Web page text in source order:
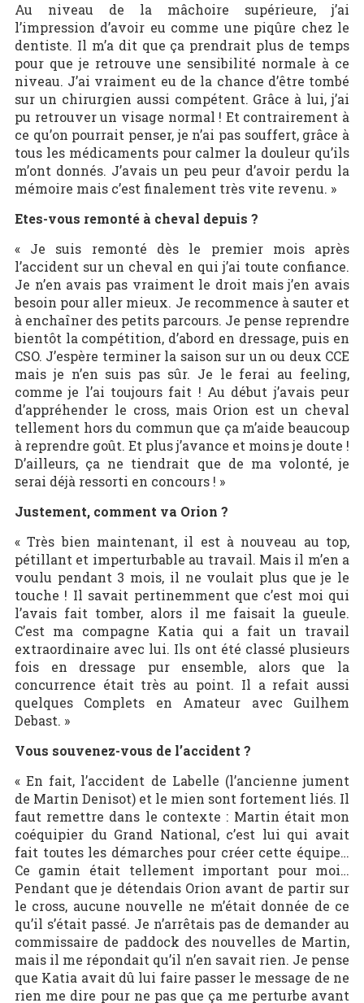
Au niveau de la mâchoire supérieure, j’ai
l’impression d’avoir eu comme une piqûre chez le
dentiste. Il m’a dit que ça prendrait plus de temps
pour que je retrouve une sensibilité normale à ce
niveau. J’ai vraiment eu de la chance d’être tombé
sur un chirurgien aussi compétent. Grâce à lui, j’ai
pu retrouver un visage normal ! Et contrairement à
ce qu’on pourrait penser, je n’ai pas souffert, grâce à
tous les médicaments pour calmer la douleur qu’ils
m’ont donnés. J’avais un peu peur d’avoir perdu la
mémoire mais c’est finalement très vite revenu. »
Etes-vous remonté à cheval depuis ?
« Je suis remonté dès le premier mois après
l’accident sur un cheval en qui j’ai toute confiance.
Je n’en avais pas vraiment le droit mais j’en avais
besoin pour aller mieux. Je recommence à sauter et
à enchaîner des petits parcours. Je pense reprendre
bientôt la compétition, d’abord en dressage, puis en
CSO. J’espère terminer la saison sur un ou deux CCE
mais je n’en suis pas sûr. Je le ferai au feeling,
comme je l’ai toujours fait ! Au début j’avais peur
d’appréhender le cross, mais Orion est un cheval
tellement hors du commun que ça m’aide beaucoup
à reprendre goût. Et plus j’avance et moins je doute !
D’ailleurs, ça ne tiendrait que de ma volonté, je
serai déjà ressorti en concours ! »
Justement, comment va Orion ?
« Très bien maintenant, il est à nouveau au top,
pétillant et imperturbable au travail. Mais il m’en a
voulu pendant 3 mois, il ne voulait plus que je le
touche ! Il savait pertinemment que c’est moi qui
l’avais fait tomber, alors il me faisait la gueule.
C’est ma compagne Katia qui a fait un travail
extraordinaire avec lui. Ils ont été classé plusieurs
fois en dressage pur ensemble, alors que la
concurrence était très au point. Il a refait aussi
quelques Complets en Amateur avec Guilhem
Debast. »
Vous souvenez-vous de l’accident ?
« En fait, l’accident de Labelle (l’ancienne jument
de Martin Denisot) et le mien sont fortement liés. Il
faut remettre dans le contexte : Martin était mon
coéquipier du Grand National, c’est lui qui avait
fait toutes les démarches pour créer cette équipe…
Ce gamin était tellement important pour moi…
Pendant que je détendais Orion avant de partir sur
le cross, aucune nouvelle ne m’était donnée de ce
qu’il s’était passé. Je n’arrêtais pas de demander au
commissaire de paddock des nouvelles de Martin,
mais il me répondait qu’il n’en savait rien. Je pense
que Katia avait dû lui faire passer le message de ne
rien me dire pour ne pas que ça me perturbe avant